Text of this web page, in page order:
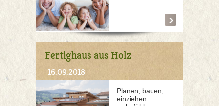
Fertighaus aus Holz
16.09.2018
Planen, bauen,
einziehen: